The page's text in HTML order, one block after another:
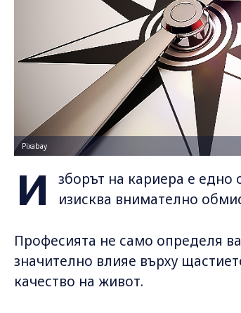
Pixabay
И
зборът на кариера е
изисква внимателно
Професията не само определя
значително влияе върху
качество на живот.